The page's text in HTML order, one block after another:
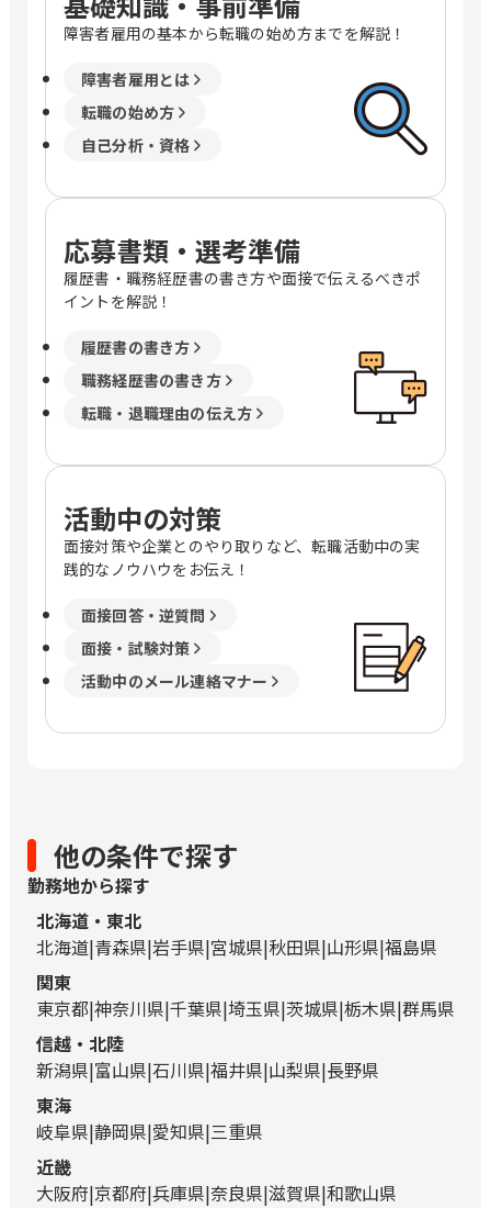
障害者雇用の基本から転職の始め方までを解説！
障害者雇用とは
転職の始め方
自己分析・資格
応募書類・選考準備
履歴書・職務経歴書の書き方や面接で伝えるべきポ
イントを解説！
履歴書の書き方
職務経歴書の書き方
転職・退職理由の伝え方
活動中の対策
面接対策や企業とのやり取りなど、転職活動中の実
践的なノウハウをお伝え！
面接回答・逆質問
面接・試験対策
活動中のメール連絡マナー
他の条件で探す
勤務地から探す
北海道・東北
北海道 青森県 岩手県 宮城県 秋田県 山形県 福島県
関東
東京都 神奈川県 千葉県 埼玉県 茨城県 栃木県 群馬県
信越・北陸
新潟県 富山県 石川県 福井県 山梨県 長野県
東海
岐阜県 静岡県 愛知県 三重県
近畿
大阪府 京都府 兵庫県 奈良県 滋賀県 和歌山県